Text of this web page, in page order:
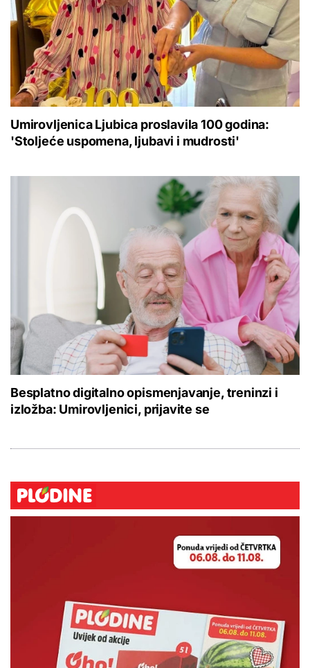
Umirovljenica Ljubica proslavila 100 godina:
'Stoljeće uspomena, ljubavi i mudrosti'
Besplatno digitalno opismenjavanje, treninzi i
izložba: Umirovljenici, prijavite se